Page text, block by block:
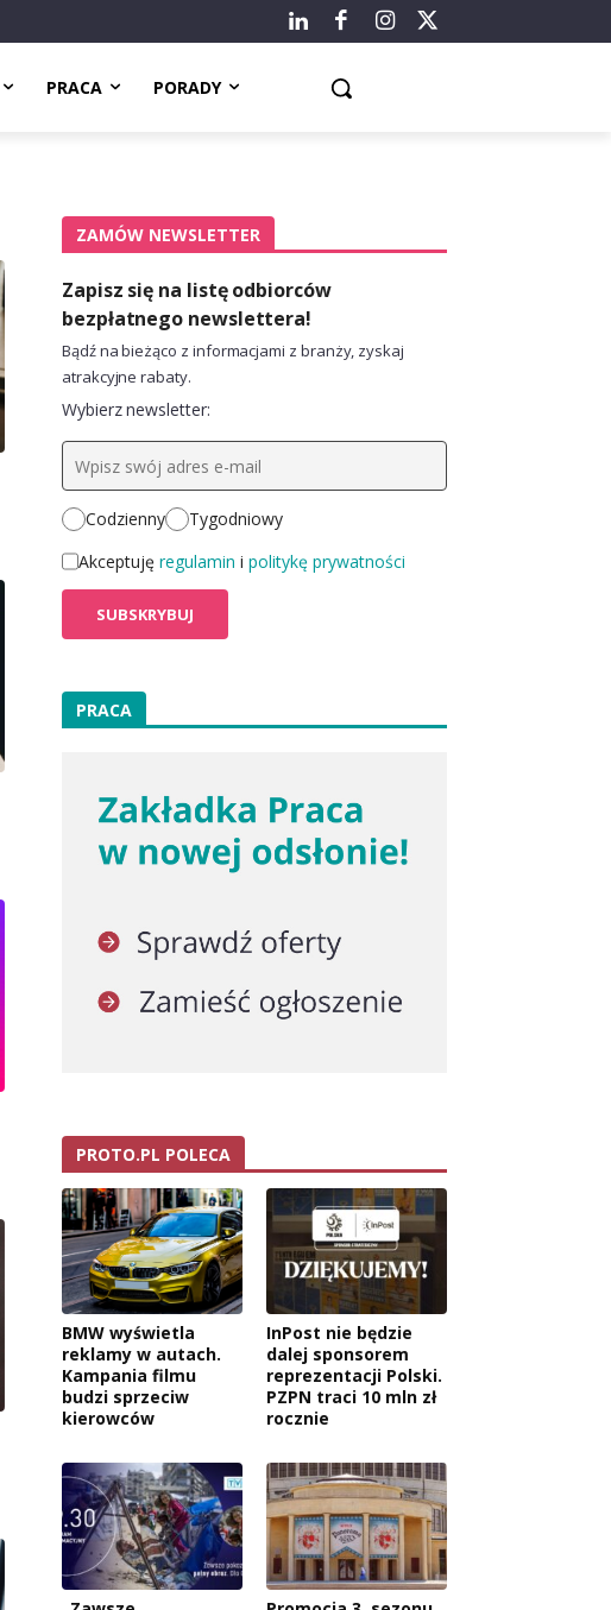
PRACA PORADY
ZAMÓW NEWSLETTER
Zapisz się na listę odbiorców
bezpłatnego newslettera!
Bądź na bieżąco z informacjami z branży, zyskaj
atrakcyjne rabaty.
Wybierz newsletter:
Codzienny
Tygodniowy
Akceptuję regulamin i politykę prywatności
PRACA
PROTO.PL POLECA
BMW wyświetla
reklamy w autach.
Kampania filmu
budzi sprzeciw
kierowców
InPost nie będzie
dalej sponsorem
reprezentacji Polski.
PZPN traci 10 mln zł
rocznie